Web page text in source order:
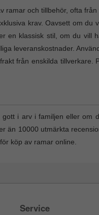
och tillbehör, ofta
krav. Oavsett om
klassisk stil, om du vill
leveranskostnader.
från enskilda tillverkare.
i arv i familjen eller om
10000 utmärkta
köp av ramar online.
Service